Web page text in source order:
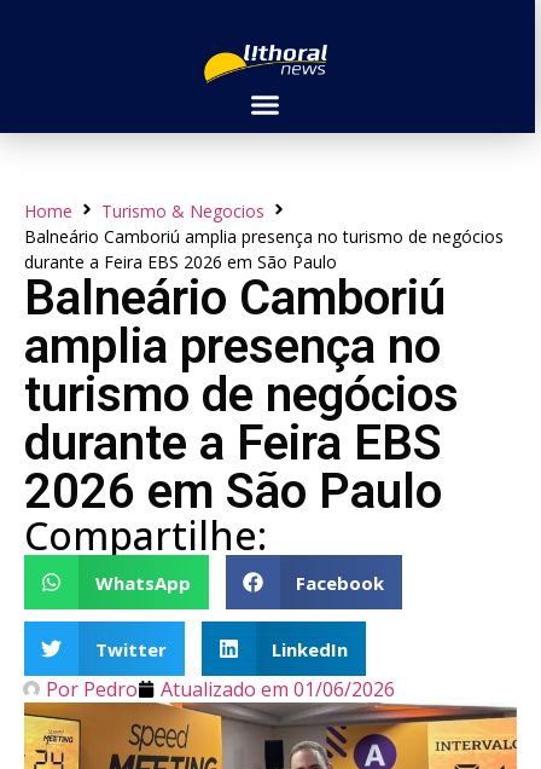
Home
Turismo & Negocios
Balneário Camboriú amplia presença no turismo de negócios
durante a Feira EBS 2026 em São Paulo
Balneário Camboriú
amplia presença no
turismo de negócios
durante a Feira EBS
2026 em São Paulo
Compartilhe:
WhatsApp Facebook
Twitter LinkedIn
Por Pedro Atualizado em 01/06/2026